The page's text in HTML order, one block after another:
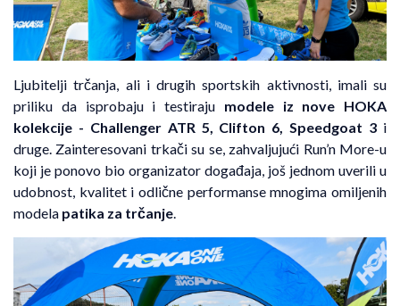
Ljubitelji trčanja, ali i drugih sportskih aktivnosti, imali su
priliku da isprobaju i testiraju modele iz nove HOKA
kolekcije - Challenger ATR 5, Clifton 6, Speedgoat 3 i
druge. Zainteresovani trkači su se, zahvaljujući Run’n More-u
koji je ponovo bio organizator događaja, još jednom uverili u
udobnost, kvalitet i odlične performanse mnogima omiljenih
modela patika za trčanje.